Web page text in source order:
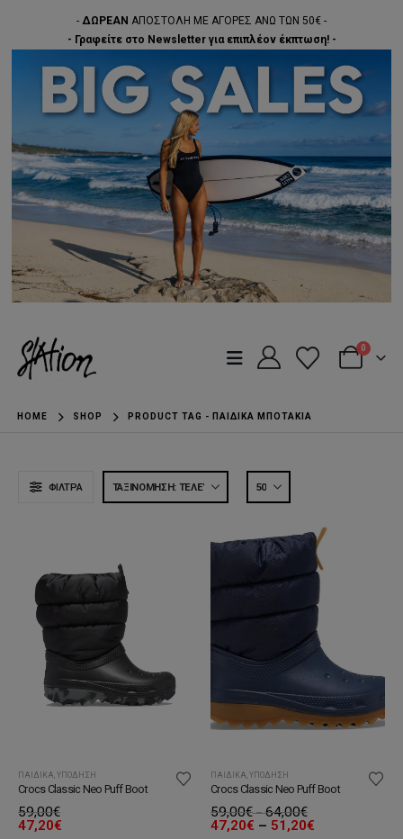
- ΔΩΡΕΑΝ ΑΠΟΣΤΟΛΗ ΜΕ ΑΓΟΡΕΣ ΑΝΩ ΤΩΝ 50€ -
- Γραφείτε στο Newsletter για επιπλέον έκπτωση! -
0
HOME SHOP PRODUCT TAG - ΠΑΙΔΙΚΆ ΜΠΟΤΆΚΙΑ
ΦΊΛΤΡΑ
ΠΑΙΔΙΚΆ ΥΠΌΔΗΣΗ
Crocs Classic Neo Puff Boot
59,00€
47,20€
ΠΑΙΔΙΚΆ ΥΠΌΔΗΣΗ
Crocs Classic Neo Puff Boot
59,00€ – 64,00€Price
range:
59,00€
47,20€ – 51,20€